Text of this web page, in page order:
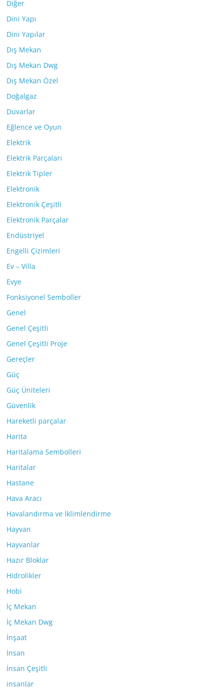
Diğer
Dini Yapı
Dini Yapılar
Dış Mekan
Dış Mekan Dwg
Dış Mekan Özel
Doğalgaz
Duvarlar
Eğlence ve Oyun
Elektrik
Elektrik Parçaları
Elektrik Tipler
Elektronik
Elektronik Çeşitli
Elektronik Parçalar
Endüstriyel
Engelli Çizimleri
Ev – Villa
Evye
Fonksiyonel Semboller
Genel
Genel Çeşitli
Genel Çeşitli Proje
Gereçler
Güç
Güç Üniteleri
Güvenlik
Hareketli parçalar
Harita
Haritalama Sembolleri
Haritalar
Hastane
Hava Aracı
Havalandırma ve İklimlendirme
Hayvan
Hayvanlar
Hazır Bloklar
Hidrolikler
Hobi
İç Mekan
İç Mekan Dwg
İnşaat
İnsan
İnsan Çeşitli
insanlar